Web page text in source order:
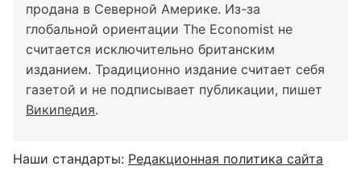
продана в Северной Америке. Из-за
глобальной ориентации The Economist не
считается исключительно британским
изданием. Традиционно издание считает себя
газетой и не подписывает публикации, пишет
Википедия.
Наши стандарты: Редакционная политика сайта